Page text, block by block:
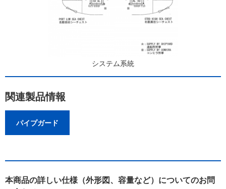
システム系統
関連製品情報
パイプガード
本商品の詳しい仕様（外形図、容量など）についてのお問